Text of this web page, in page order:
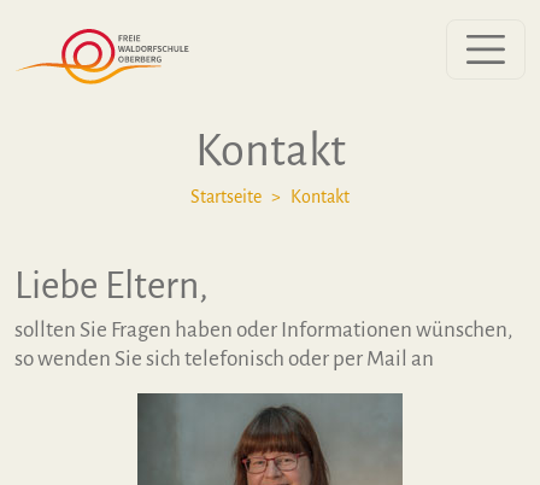
Kontakt
Startseite Kontakt
Liebe Eltern,
sollten Sie Fragen haben oder Informationen wünschen,
so wenden Sie sich telefonisch oder per Mail an